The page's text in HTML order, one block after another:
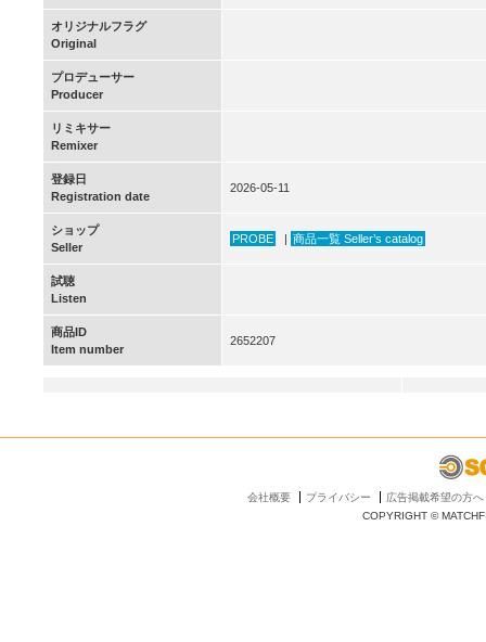
オリジナルフラグ
Original
プロデューサー
Producer
リミキサー
Remixer
登録日
Registration date
2026-05-11
ショップ
Seller
PROBE | 商品一覧 Seller’s catalog
試聴
Listen
商品ID
Item number
2652207
会社概要 プライバシー
広告掲載希望の方へ
COPYRIGHT ©